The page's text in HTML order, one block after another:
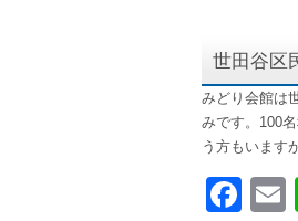
世田谷区
みどり会館は
みです。100
う方もいます